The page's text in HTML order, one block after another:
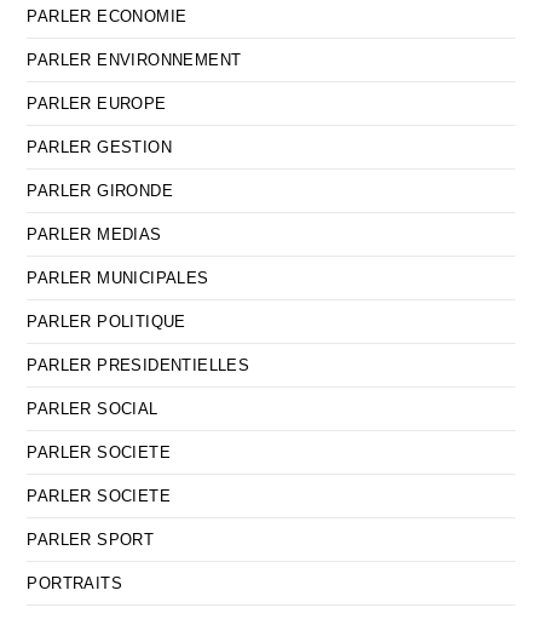
PARLER ECONOMIE
PARLER ENVIRONNEMENT
PARLER EUROPE
PARLER GESTION
PARLER GIRONDE
PARLER MEDIAS
PARLER MUNICIPALES
PARLER POLITIQUE
PARLER PRESIDENTIELLES
PARLER SOCIAL
PARLER SOCIETE
PARLER SOCIETE
PARLER SPORT
PORTRAITS